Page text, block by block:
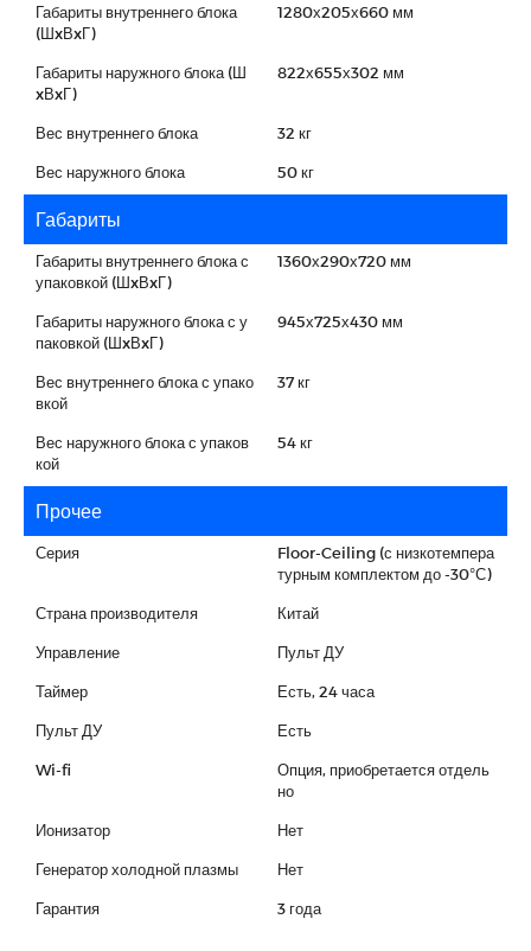
Габариты внутреннего блока
(ШxВxГ)
1280х205х660 мм
Габариты наружного блока (Ш
xВxГ)
822х655х302 мм
Вес внутреннего блока 32 кг
Вес наружного блока 50 кг
Габариты
Габариты внутреннего блока с
упаковкой (ШxВxГ)
1360х290х720 мм
Габариты наружного блока с у
паковкой (ШxВxГ)
945х725х430 мм
Вес внутреннего блока с упако
вкой
37 кг
Вес наружного блока с упаков
кой
54 кг
Прочее
Серия
Floor-Ceiling (с низкотемпера
турным комплектом до -30°С)
Страна производителя Китай
Управление Пульт ДУ
Таймер Есть, 24 часа
Пульт ДУ Есть
Wi-fi
Опция, приобретается отдель
но
Ионизатор Нет
Генератор холодной плазмы Нет
Гарантия 3 года